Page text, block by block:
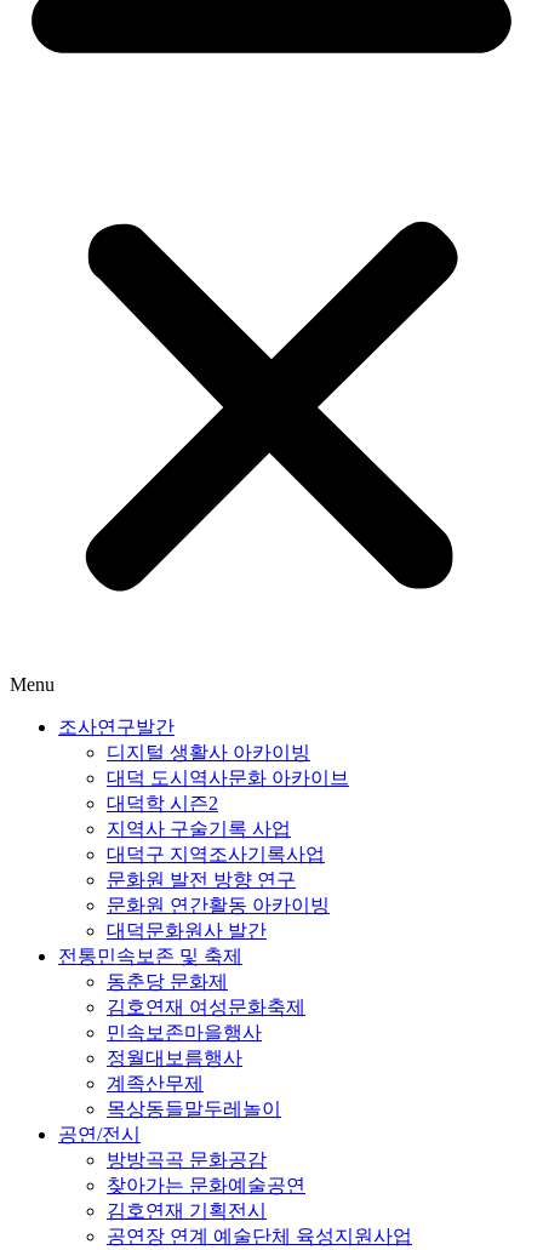
Menu
조사연구발간
디지털 생활사 아카이빙
대덕 도시역사문화 아카이브
대덕학 시즌2
지역사 구술기록 사업
대덕구 지역조사기록사업
문화원 발전 방향 연구
문화원 연간활동 아카이빙
대덕문화원사 발간
전통민속보존 및 축제
동춘당 문화제
김호연재 여성문화축제
민속보존마을행사
정월대보름행사
계족산무제
목상동들말두레놀이
공연/전시
방방곡곡 문화공감
찾아가는 문화예술공연
김호연재 기획전시
공연장 연계 예술단체 육성지원사업